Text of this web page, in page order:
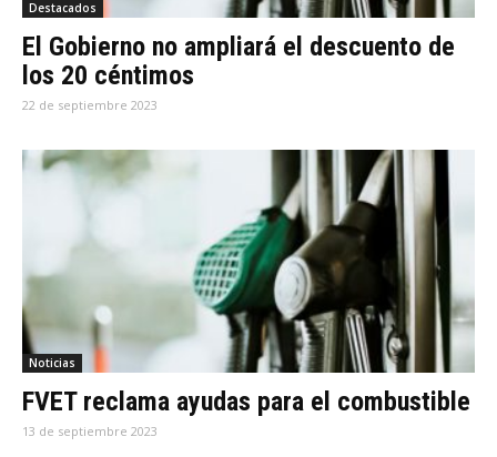
Destacados
El Gobierno no ampliará el descuento de
los 20 céntimos
22 de septiembre 2023
Noticias
FVET reclama ayudas para el combustible
13 de septiembre 2023